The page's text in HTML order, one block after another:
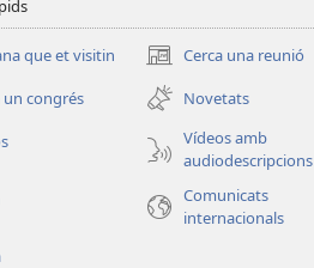
que et visitin Cerca una reunió
(obre
una
finestra
nova)
un congrés
Novetats
Vídeos amb
audiodescripcions
Comunicats
internacionals